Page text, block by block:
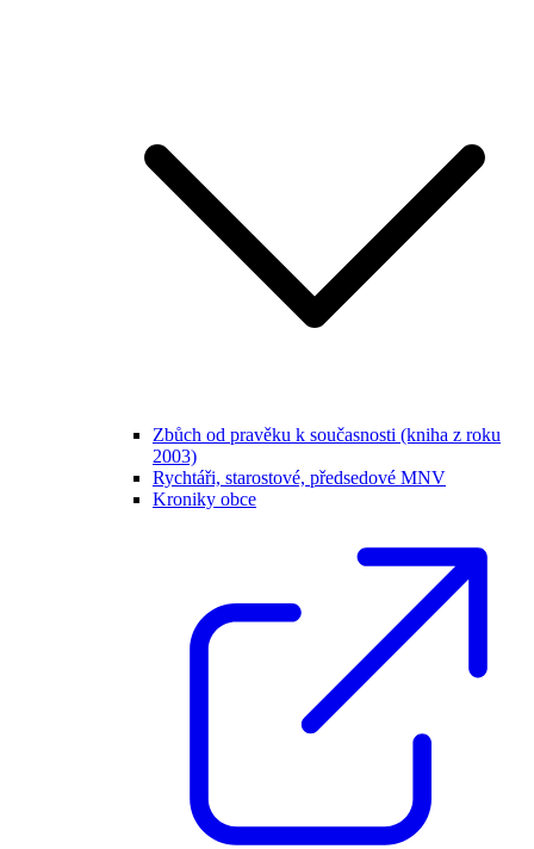
Zbůch od pravěku k současnosti (kniha z roku
2003)
Rychtáři, starostové, předsedové MNV
Kroniky obce